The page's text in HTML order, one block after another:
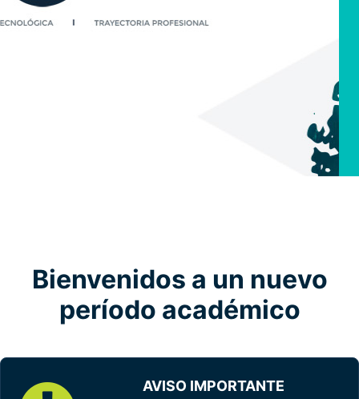
Bienvenidos a un nuevo
período académico
AVISO IMPORTANTE